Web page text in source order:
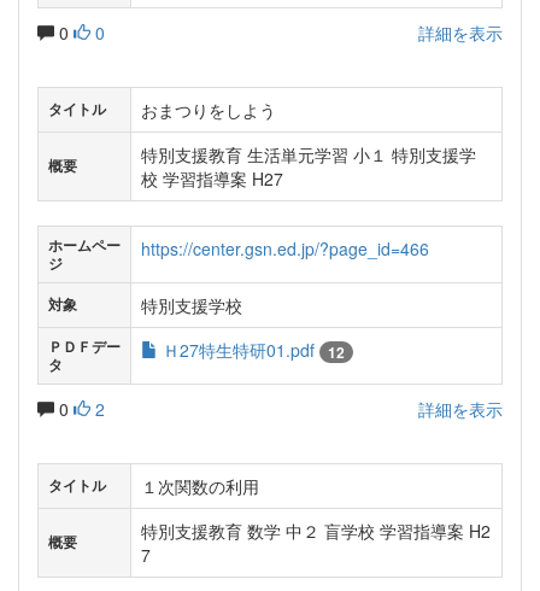
0 0 詳細を表示
タイトル おまつりをしよう
概要
特別支援教育 生活単元学習 小１ 特別支援学
校 学習指導案 H27
ホームペー
ジ
https://center.gsn.ed.jp/?page_id=466
対象 特別支援学校
ＰＤＦデー
タ
Ｈ27特生特研01.pdf 12
0 2 詳細を表示
タイトル １次関数の利用
概要
特別支援教育 数学 中２ 盲学校 学習指導案 H2
7